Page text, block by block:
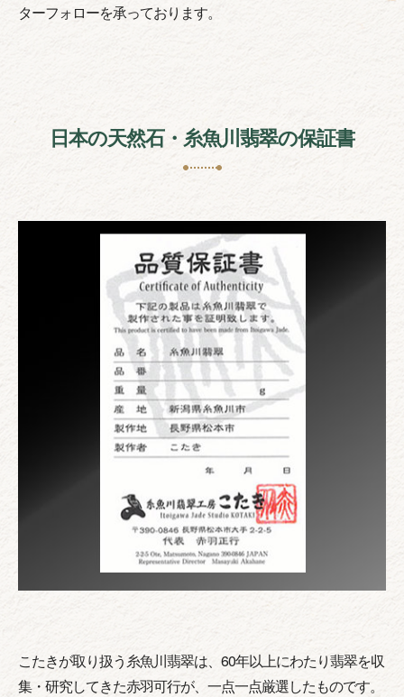
ターフォローを承っております。
日本の天然石・糸魚川翡翠の保証書
こたきが取り扱う糸魚川翡翠は、60年以上にわたり翡翠を収
集・研究してきた赤羽可行が、一点一点厳選したものです。